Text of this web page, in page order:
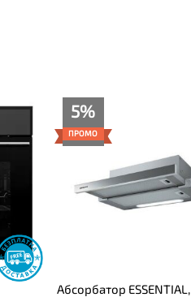
5%
ПРОМО
Абсорбатор ESSENTIAL,
199.00€